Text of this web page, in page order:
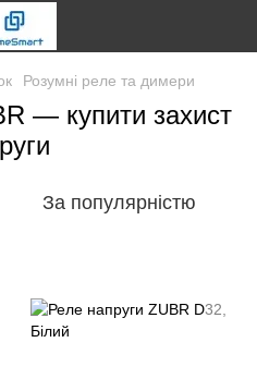
Розумні реле та димери
— купити захист
За популярністю